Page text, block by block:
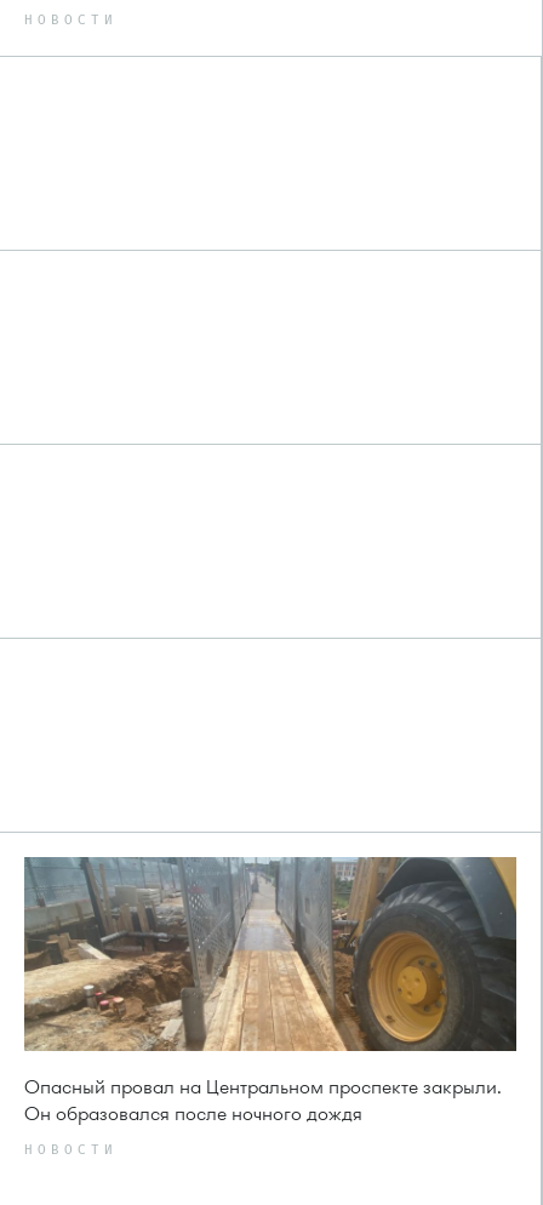
НОВОСТИ
Опасный провал на Центральном проспекте закрыли.
Он образовался после ночного дождя
НОВОСТИ